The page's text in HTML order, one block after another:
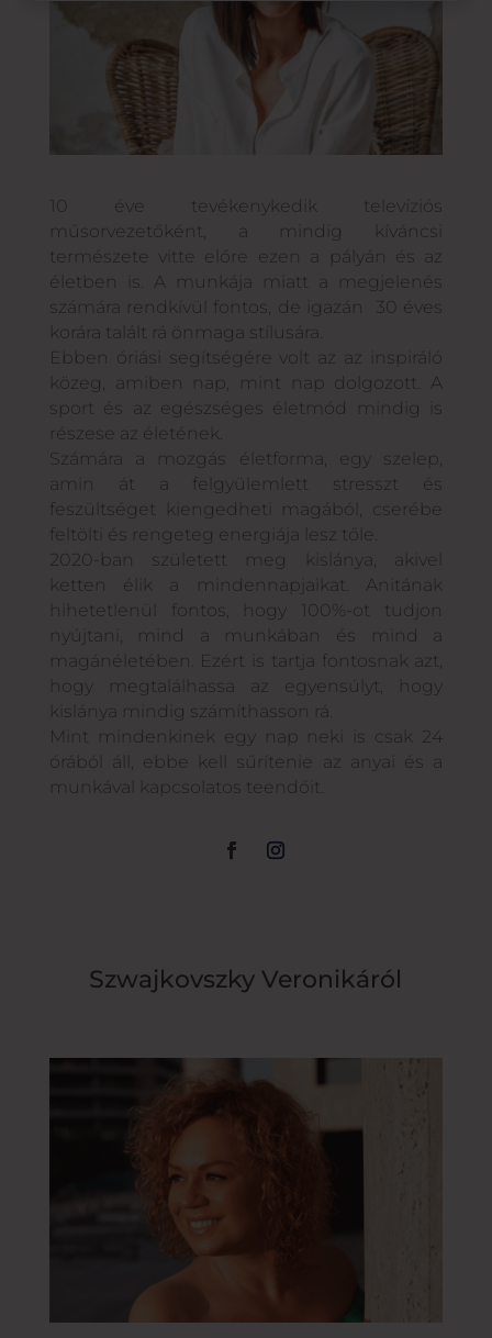
10 éve tevékenykedik televíziós
műsorvezetőként, a mindig kíváncsi
természete vitte előre ezen a pályán és az
életben is. A munkája miatt a megjelenés
számára rendkívül fontos, de igazán 30 éves
korára talált rá önmaga stílusára.
Ebben óriási segítségére volt az az inspiráló
közeg, amiben nap, mint nap dolgozott. A
sport és az egészséges életmód mindig is
részese az életének.
Számára a mozgás életforma, egy szelep,
amin át a felgyülemlett stresszt és
feszültséget kiengedheti magából, cserébe
feltölti és rengeteg energiája lesz tőle.
2020-ban született meg kislánya, akivel
ketten élik a mindennapjaikat. Anitának
hihetetlenül fontos, hogy 100%-ot tudjon
nyújtani, mind a munkában és mind a
magánéletében. Ezért is tartja fontosnak azt,
hogy megtalálhassa az egyensúlyt, hogy
kislánya mindig számíthasson rá.
Mint mindenkinek egy nap neki is csak 24
órából áll, ebbe kell sűrítenie az anyai és a
munkával kapcsolatos teendőit.
Szwajkovszky Veronikáról